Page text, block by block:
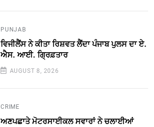
PUNJAB
ਵਿਜੀਲੈਂਸ ਨੇ ਕੀਤਾ ਰਿਸ਼ਵਤ ਲੈਂਦਾ ਪੰਜਾਬ ਪੁਲਸ ਦਾ ਏ.
ਐਸ. ਆਈ. ਗ੍ਰਿਫ਼ਤਾਰ
AUGUST 8, 2026
CRIME
ਅਣਪਛਾਤੇ ਮੋਟਰਸਾਈਕਲ ਸਵਾਰਾਂ ਨੇ ਚਲਾਈਆਂ